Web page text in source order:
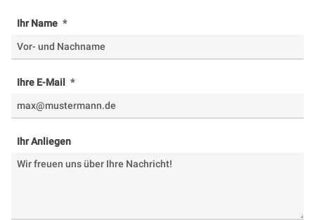
Ihr Name
Ihre E-Mail
Ihr Anliegen